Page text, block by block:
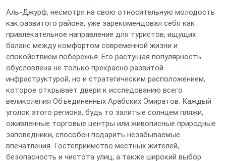
Аль-Джурф, несмотря на свою относительную молодость
как развитого района, уже зарекомендовал себя как
привлекательное направление для туристов, ищущих
баланс между комфортом современной жизни и
спокойствием побережья. Его растущая популярность
обусловлена не только прекрасно развитой
инфраструктурой, но и стратегическим расположением,
которое открывает двери к исследованию всего
великолепия Объединенных Арабских Эмиратов. Каждый
уголок этого региона, будь то залитые солнцем пляжи,
оживленные торговые центры или живописные природные
заповедники, способен подарить незабываемые
впечатления. Гостеприимство местных жителей,
безопасность и чистота улиц, а также широкий выбор